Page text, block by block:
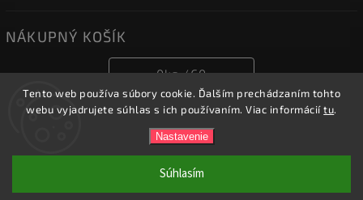
Tento web používa súbory cookie. Ďalším prechádzaním tohto
webu vyjadrujete súhlas s ich používaním. Viac informáciítu.
Nastavenie
Súhlasím
NÁKUPNÝ KOŠÍK
0ks /€0
obchod.nofox.sk. Všetky práva vyhradené.
Shoptet